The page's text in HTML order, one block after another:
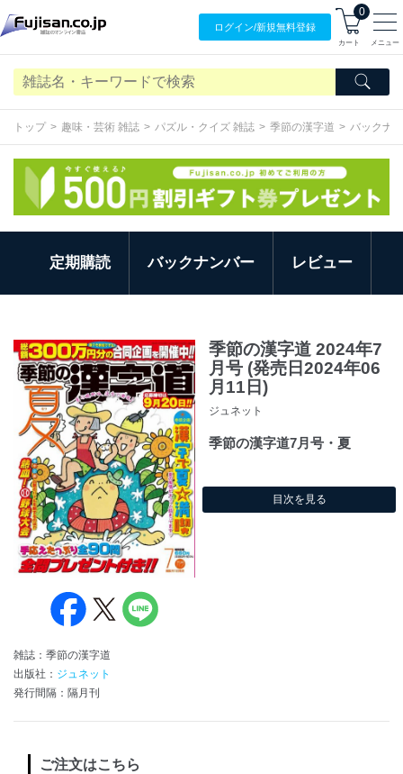
ログイン/新規無料登録
0
カート メニュー
トップ 趣味・芸術 雑誌 パズル・クイズ 雑誌 季節の漢字道 バックナ
定期購読 バックナンバー レビュー
雑誌：季節の漢字道
出版社： ジュネット
発行間隔：隔月刊
季節の漢字道 2024年7
月号 (発売日2024年06
月11日)
ジュネット
季節の漢字道7月号・夏
目次を見る
ご注文はこちら